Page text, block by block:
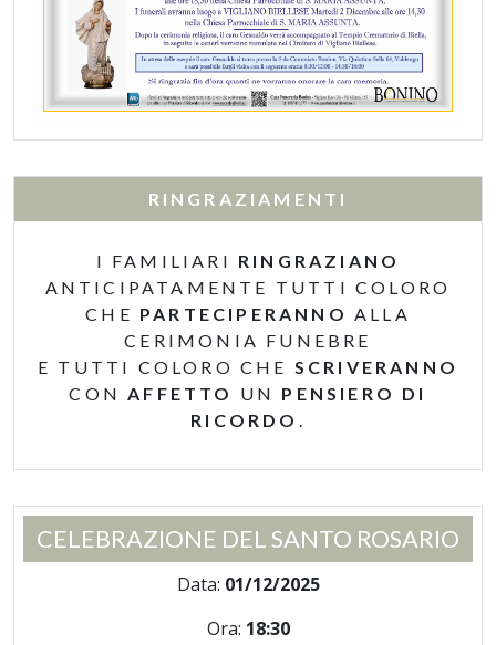
RINGRAZIAMENTI
I FAMILIARI RINGRAZIANO
ANTICIPATAMENTE TUTTI COLORO
CHE PARTECIPERANNO ALLA
CERIMONIA FUNEBRE
E TUTTI COLORO CHE SCRIVERANNO
CON AFFETTO UN PENSIERO DI
RICORDO
CELEBRAZIONE DEL SANTO ROSARIO
Data: 01/12/2025
Ora: 18:30